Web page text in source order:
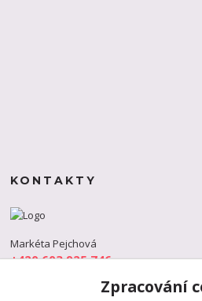
KONTAKTY
Markéta Pejchová
+420 603 925 746
Zpracování